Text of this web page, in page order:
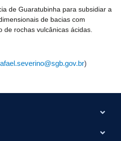
de Guaratubinha para subsidiar a
de bacias com
de rochas vulcânicas ácidas.
)